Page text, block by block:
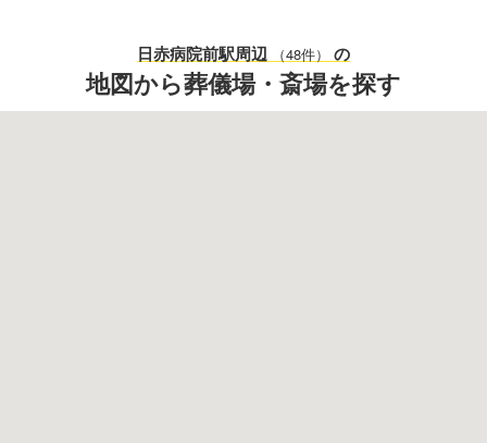
日赤病院前駅周辺 （48件） の
地図から葬儀場・斎場を探す